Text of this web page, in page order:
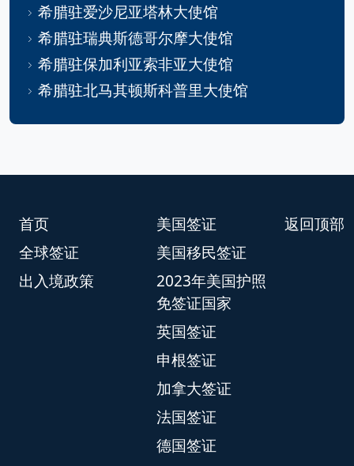
希腊驻爱沙尼亚塔林大使馆
希腊驻瑞典斯德哥尔摩大使馆
希腊驻保加利亚索非亚大使馆
希腊驻北马其顿斯科普里大使馆
返回顶部
首页
全球签证
出入境政策
美国签证
美国移民签证
2023年美国护照
免签证国家
英国签证
申根签证
加拿大签证
法国签证
德国签证